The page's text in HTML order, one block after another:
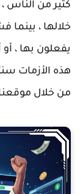
كثير من
خلالها ، بينما
يفعلون بها ،
هذه الأزمات
من خلال